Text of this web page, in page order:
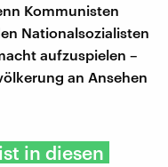
Kommunisten
Nationalsozialisten
aufzuspielen –
an Ansehen
in diesen